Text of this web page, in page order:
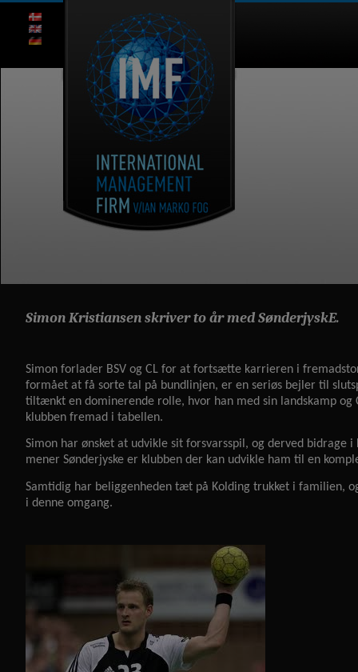
Simon Kristiansen skriver to år med SønderjyskE.
Simon forlader BSV og CL for at fortsætte karrieren i
formået at få sorte tal på bundlinjen, er en seriøs bejler til
tiltænkt en dominerende rolle, hvor han med sin landskamp
klubben fremad i tabellen.
Simon har ønsket at udvikle sit forsvarsspil, og derved bidrage
mener Sønderjyske er klubben der kan udvikle ham til en
Samtidig har beliggenheden tæt på Kolding trukket i familien,
i denne omgang.